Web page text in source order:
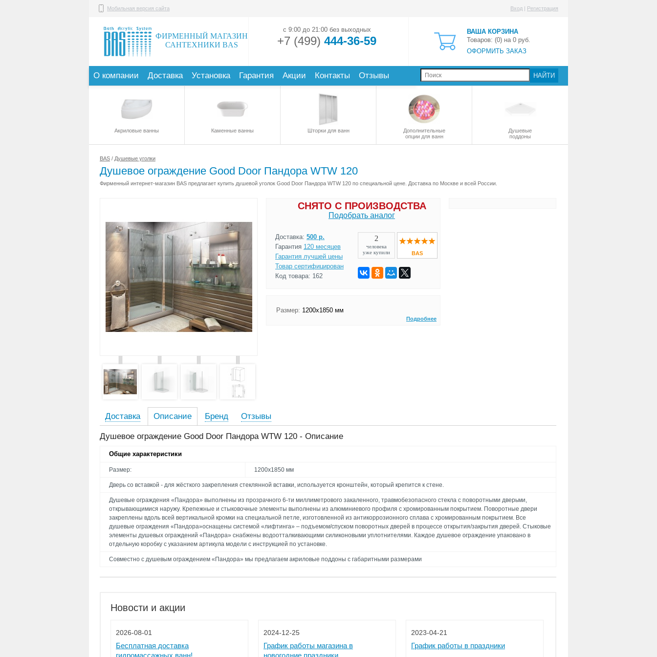
ФИРМЕННЫЙ МАГАЗИН
САНТЕХНИКИ BAS
Мобильная версия сайта
+7 (499) 444-36-59
с 9:00 до 21:00 без выходных
Вход | Регистрация
ВАША КОРЗИНА
Товаров: (0) на 0 руб.
ОФОРМИТЬ ЗАКАЗ
НАЙТИ
О компании Доставка Установка Гарантия Акции Контакты Отзывы
Акриловые ванны Каменные ванны Шторки для ванн
Дополнительные
опции для ванн
Душевые
поддоны
BAS / Душевые уголки
Душевое ограждение Good Door Пандора WTW 120
Фирменный интернет-магазин BAS предлагает купить душевой уголок Good Door Пандора WTW 120 по специальной цене. Доставка по Москве и всей России.
СНЯТО С ПРОИЗВОДСТВА
Подобрать аналог
Доставка: 500 р.
Гарантия 120 месяцев
Гарантия лучшей цены
Товар сертифицирован
Код товара: 162
2
человека
уже купили
BAS
Подробнее
Размер: 1200х1850 мм
Доставка Описание Бренд Отзывы
Душевое ограждение Good Door Пандора WTW 120 - Описание
Общие характеристики
Размер: 1200х1850 мм
Дверь со вставкой - для жёсткого закрепления стеклянной вставки, используется кронштейн, который крепится к стене.
Душевые ограждения «Пандора» выполнены из прозрачного 6-ти миллиметрового закаленного, травмобезопасного стекла с поворотными дверьми,
открывающимися наружу. Крепежные и стыковочные элементы выполнены из алюминиевого профиля с хромированным покрытием. Поворотные двери
закреплены вдоль всей вертикальной кромки на специальной петле, изготовленной из антикоррозионного сплава с хромированным покрытием. Все
душевые ограждения «Пандора»оснащены системой «лифтинга» – подъемом/спуском поворотных дверей в процессе открытия/закрытия дверей. Стыковые
элементы душевых ограждений «Пандора» снабжены водоотталкивающими силиконовыми уплотнителями. Каждое душевое ограждение упаковано в
отдельную коробку с указанием артикула модели с инструкцией по установке.
Совместно с душевым ограждением «Пандора» мы предлагаем акриловые поддоны с габаритными размерами
Новости и акции
2026-08-01
Бесплатная доставка
гидромассажных ванн!
2024-12-25
График работы магазина в
новогодние праздники
2023-04-21
График работы в праздники